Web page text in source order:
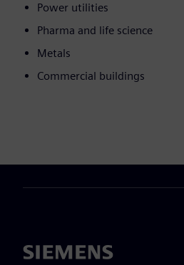
Power utilities
Pharma and life science
Metals
Commercial buildings